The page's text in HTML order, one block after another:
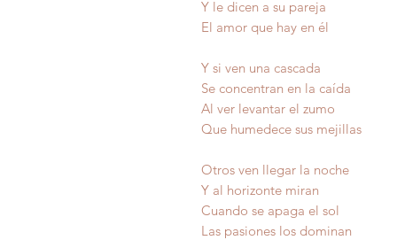
Y le dicen a su pareja
El amor que hay en él
Y si ven una cascada
Se concentran en la caída
Al ver levantar el zumo
Que humedece sus mejillas
Otros ven llegar la noche
Y al horizonte miran
Cuando se apaga el sol
Las pasiones los dominan